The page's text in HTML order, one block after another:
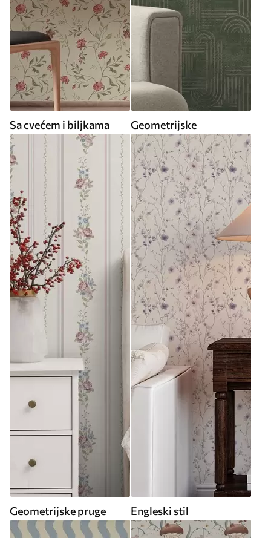
Sa cvećem i biljkama Geometrijske
Geometrijske pruge Engleski stil